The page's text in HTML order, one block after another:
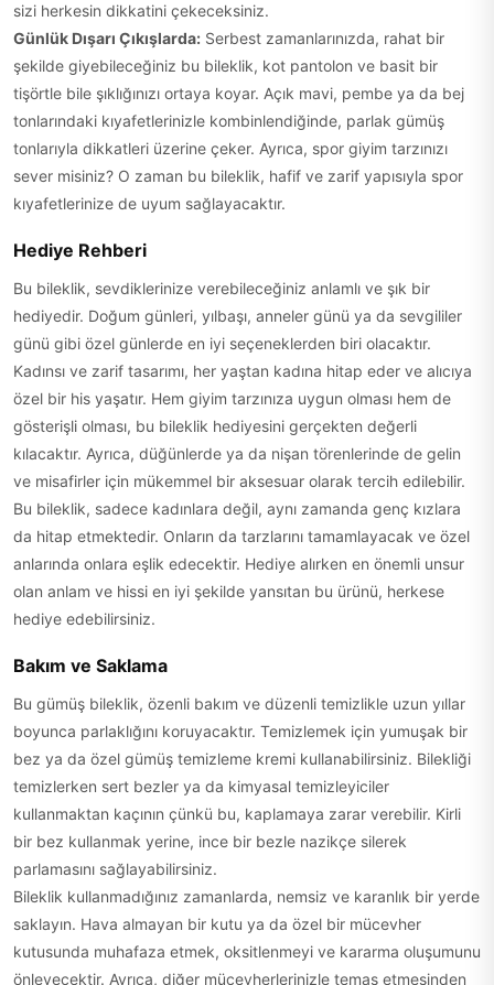
sizi herkesin dikkatini çekeceksiniz.
Günlük Dışarı Çıkışlarda: Serbest zamanlarınızda, rahat bir
şekilde giyebileceğiniz bu bileklik, kot pantolon ve basit bir
tişörtle bile şıklığınızı ortaya koyar. Açık mavi, pembe ya da bej
tonlarındaki kıyafetlerinizle kombinlendiğinde, parlak gümüş
tonlarıyla dikkatleri üzerine çeker. Ayrıca, spor giyim tarzınızı
sever misiniz? O zaman bu bileklik, hafif ve zarif yapısıyla spor
kıyafetlerinize de uyum sağlayacaktır.
Hediye Rehberi
Bu bileklik, sevdiklerinize verebileceğiniz anlamlı ve şık bir
hediyedir. Doğum günleri, yılbaşı, anneler günü ya da sevgililer
günü gibi özel günlerde en iyi seçeneklerden biri olacaktır.
Kadınsı ve zarif tasarımı, her yaştan kadına hitap eder ve alıcıya
özel bir his yaşatır. Hem giyim tarzınıza uygun olması hem de
gösterişli olması, bu bileklik hediyesini gerçekten değerli
kılacaktır. Ayrıca, düğünlerde ya da nişan törenlerinde de gelin
ve misafirler için mükemmel bir aksesuar olarak tercih edilebilir.
Bu bileklik, sadece kadınlara değil, aynı zamanda genç kızlara
da hitap etmektedir. Onların da tarzlarını tamamlayacak ve özel
anlarında onlara eşlik edecektir. Hediye alırken en önemli unsur
olan anlam ve hissi en iyi şekilde yansıtan bu ürünü, herkese
hediye edebilirsiniz.
Bakım ve Saklama
Bu gümüş bileklik, özenli bakım ve düzenli temizlikle uzun yıllar
boyunca parlaklığını koruyacaktır. Temizlemek için yumuşak bir
bez ya da özel gümüş temizleme kremi kullanabilirsiniz. Bilekliği
temizlerken sert bezler ya da kimyasal temizleyiciler
kullanmaktan kaçının çünkü bu, kaplamaya zarar verebilir. Kirli
bir bez kullanmak yerine, ince bir bezle nazikçe silerek
parlamasını sağlayabilirsiniz.
Bileklik kullanmadığınız zamanlarda, nemsiz ve karanlık bir yerde
saklayın. Hava almayan bir kutu ya da özel bir mücevher
kutusunda muhafaza etmek, oksitlenmeyi ve kararma oluşumunu
önleyecektir. Ayrıca, diğer mücevherlerinizle temas etmesinden